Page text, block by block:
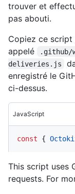
trouver et
pas abouti.
Copiez ce script
appelé
.github/
deliveries.js
enregistré le
ci-dessus.
JavaScript
const {
This script uses
requests. For